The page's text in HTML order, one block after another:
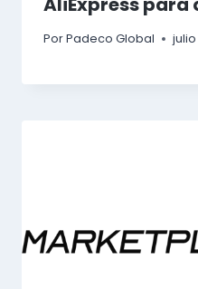
PorPadeco Global julio